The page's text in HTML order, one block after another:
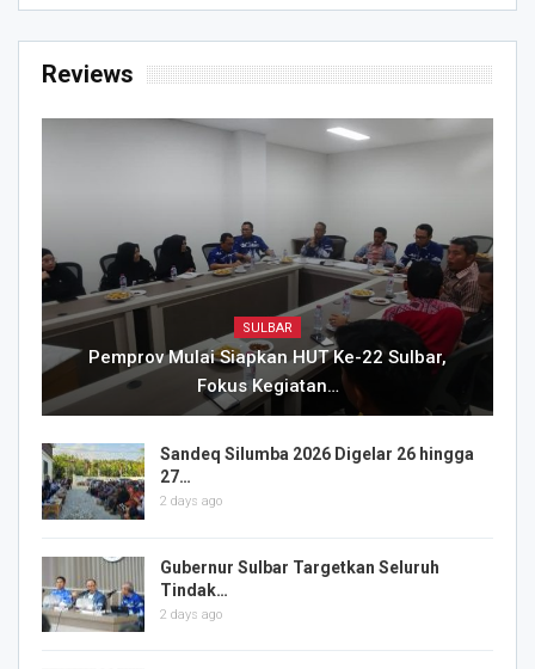
Reviews
SULBAR
Pemprov Mulai Siapkan HUT Ke-22 Sulbar,
Fokus Kegiatan…
Sandeq Silumba 2026 Digelar 26 hingga
27…
2 days ago
Gubernur Sulbar Targetkan Seluruh
Tindak…
2 days ago